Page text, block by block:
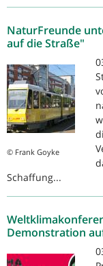
NaturFreunde
auf die Straße"
© Frank Goyke
Schaffung...
Demonstration